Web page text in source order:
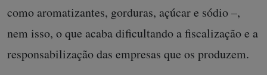
como aromatizantes, gorduras, açúcar e sódio –,
nem isso, o que acaba dificultando a fiscalização e a
responsabilização das empresas que os produzem.